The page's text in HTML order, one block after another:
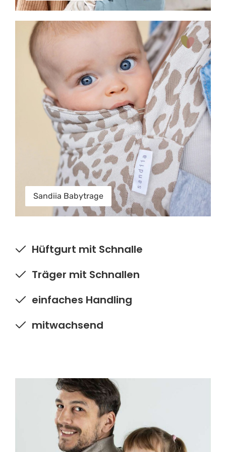
Sandiia Babytrage
Sandiia Babytrage
Hüftgurt mit Schnalle
Träger mit Schnallen
einfaches Handling
mitwachsend
Isara Preschooler